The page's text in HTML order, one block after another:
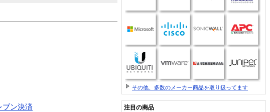
ブン決済
その他、多数のメーカー商品を取り扱ってます
注目の商品